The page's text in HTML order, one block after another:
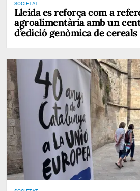
SOCIETAT
Lleida es reforça com a
agroalimentària amb un
d’edició genòmica de cereals